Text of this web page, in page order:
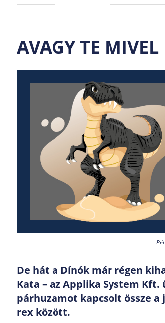
AVAGY TE MIVEL
De hát a Dínók már régen
Kata – az Applika System
párhuzamot kapcsolt össze
rex között.